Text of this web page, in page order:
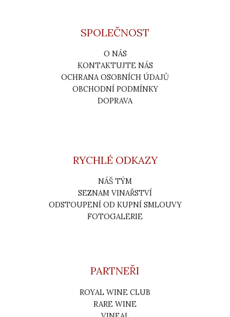
SPOLEČNOST
O NÁS
KONTAKTUJTE NÁS
OCHRANA OSOBNÍCH ÚDAJŮ
OBCHODNÍ PODMÍNKY
DOPRAVA
RYCHLÉ ODKAZY
NÁŠ TÝM
SEZNAM VINAŘSTVÍ
ODSTOUPENÍ OD KUPNÍ SMLOUVY
FOTOGALERIE
PARTNEŘI
ROYAL WINE CLUB
RARE WINE